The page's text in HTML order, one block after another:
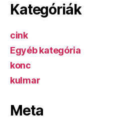
Kategóriák
cink
Egyéb kategória
konc
kulmar
Meta